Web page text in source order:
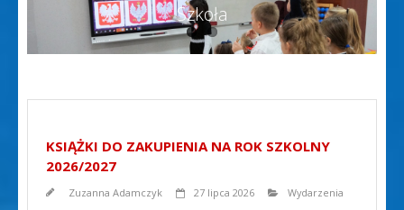
Szkoła
KSIĄŻKI DO ZAKUPIENIA NA ROK SZKOLNY
2026/2027
Zuzanna Adamczyk 27 lipca 2026 Wydarzenia